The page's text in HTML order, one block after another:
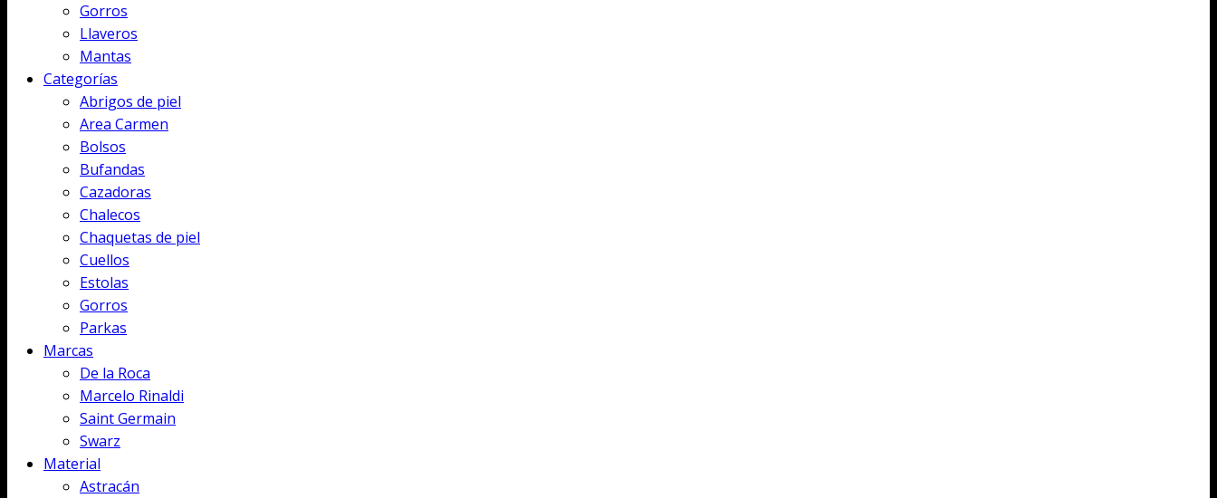
Gorros
Llaveros
Mantas
Categorías
Abrigos de piel
Area Carmen
Bolsos
Bufandas
Cazadoras
Chalecos
Chaquetas de piel
Cuellos
Estolas
Gorros
Parkas
Marcas
De la Roca
Marcelo Rinaldi
Saint Germain
Swarz
Material
Astracán